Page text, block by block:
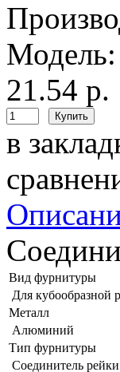
Модель:
21.54 р.
в
Вид фурнитуры
Для кубообразной
Металл
Алюминий
Тип фурнитуры
Соединитель рейки